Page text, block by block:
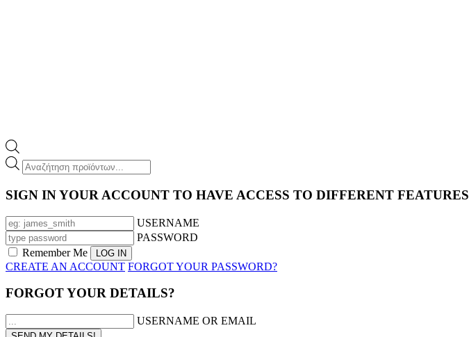
Products
search
SIGN IN YOUR ACCOUNT TO HAVE ACCESS TO DIFFERENT FEATURES
USERNAME
PASSWORD
Remember Me
CREATE AN ACCOUNT FORGOT YOUR PASSWORD?
FORGOT YOUR DETAILS?
USERNAME OR EMAIL